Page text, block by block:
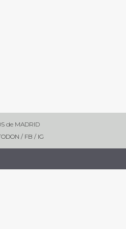
de MADRID
/ FB / IG